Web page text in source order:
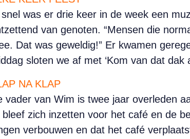
was er drie keer in de week een
van genoten. “Mensen die
Dat was geweldig!” Er kwamen
sloten we af met ‘Kom van dat dak
NA KLAP
vader van Wim is twee jaar overleden
bleef zich inzetten voor het café en de
verbouwen en dat het café